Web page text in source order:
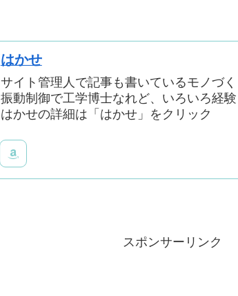
はかせ
サイト管理人で記事も書いているモノづく
振動制御で工学博士なれど、いろいろ経験
はかせの詳細は「はかせ」をクリック
スポンサーリンク